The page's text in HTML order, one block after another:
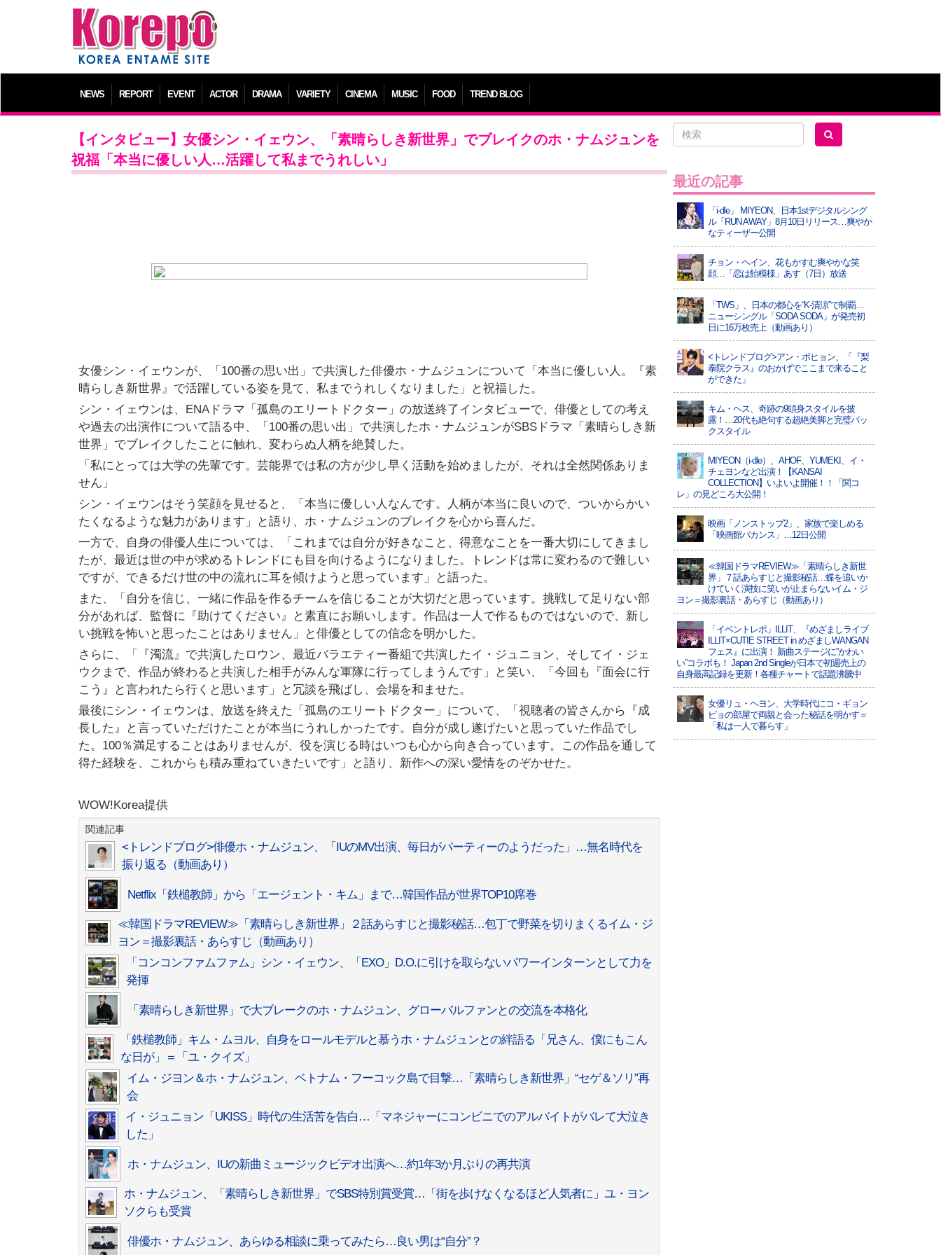
NEWS REPORT EVENT ACTOR DRAMA VARIETY CINEMA MUSIC FOOD TREND BLOG
【インタビュー】女優シン・イェウン、「素晴らしき新世界」でブレイクのホ・ナムジュンを
祝福「本当に優しい人…活躍して私までうれしい」
女優シン・イェウンが、「100番の思い出」で共演した俳優ホ・ナムジュンについて「本当に優しい人。『素
晴らしき新世界』で活躍している姿を見て、私までうれしくなりました」と祝福した。
シン・イェウンは、ENAドラマ「孤島のエリートドクター」の放送終了インタビューで、俳優としての考え
や過去の出演作について語る中、「100番の思い出」で共演したホ・ナムジュンがSBSドラマ「素晴らしき新
世界」でブレイクしたことに触れ、変わらぬ人柄を絶賛した。
「私にとっては大学の先輩です。芸能界では私の方が少し早く活動を始めましたが、それは全然関係ありま
せん」
シン・イェウンはそう笑顔を見せると、「本当に優しい人なんです。人柄が本当に良いので、ついからかい
たくなるような魅力があります」と語り、ホ・ナムジュンのブレイクを心から喜んだ。
一方で、自身の俳優人生については、「これまでは自分が好きなこと、得意なことを一番大切にしてきまし
たが、最近は世の中が求めるトレンドにも目を向けるようになりました。トレンドは常に変わるので難しい
ですが、できるだけ世の中の流れに耳を傾けようと思っています」と語った。
また、「自分を信じ、一緒に作品を作るチームを信じることが大切だと思っています。挑戦して足りない部
分があれば、監督に『助けてください』と素直にお願いします。作品は一人で作るものではないので、新し
い挑戦を怖いと思ったことはありません」と俳優としての信念を明かした。
さらに、「『濁流』で共演したロウン、最近バラエティー番組で共演したイ・ジュニョン、そしてイ・ジェ
ウクまで、作品が終わると共演した相手がみんな軍隊に行ってしまうんです」と笑い、「今回も『面会に行
こう』と言われたら行くと思います」と冗談を飛ばし、会場を和ませた。
最後にシン・イェウンは、放送を終えた「孤島のエリートドクター」について、「視聴者の皆さんから『成
長した』と言っていただけたことが本当にうれしかったです。自分が成し遂げたいと思っていた作品でし
た。100％満足することはありませんが、役を演じる時はいつも心から向き合っています。この作品を通して
得た経験を、これからも積み重ねていきたいです」と語り、新作への深い愛情をのぞかせた。
WOW!Korea提供
関連記事
<トレンドブログ>俳優ホ・ナムジュン、「IUのMV出演、毎日がパーティーのようだった」…無名時代を
振り返る（動画あり）
Netflix「鉄槌教師」から「エージェント・キム」まで…韓国作品が世界TOP10席巻
≪韓国ドラマREVIEW≫「素晴らしき新世界」２話あらすじと撮影秘話…包丁で野菜を切りまくるイム・ジ
ヨン＝撮影裏話・あらすじ（動画あり）
「コンコンファムファム」シン・イェウン、「EXO」D.O.に引けを取らないパワーインターンとして力を
発揮
「素晴らしき新世界」で大ブレークのホ・ナムジュン、グローバルファンとの交流を本格化
「鉄槌教師」キム・ムヨル、自身をロールモデルと慕うホ・ナムジュンとの絆語る「兄さん、僕にもこん
な日が」＝「ユ・クイズ」
イム・ジヨン＆ホ・ナムジュン、ベトナム・フーコック島で目撃…「素晴らしき新世界」“セゲ＆ソリ”再
会
イ・ジュニョン「UKISS」時代の生活苦を告白…「マネジャーにコンビニでのアルバイトがバレて大泣き
した」
ホ・ナムジュン、IUの新曲ミュージックビデオ出演へ…約1年3か月ぶりの再共演
ホ・ナムジュン、「素晴らしき新世界」でSBS特別賞受賞…「街を歩けなくなるほど人気者に」ユ・ヨン
ソクらも受賞
俳優ホ・ナムジュン、あらゆる相談に乗ってみたら…良い男は“自分”？
最近の記事
「i-dle」 MIYEON、日本1stデジタルシング
ル「RUN AWAY」8月10日リリース…爽やか
なティーザー公開
チョン・ヘイン、花もかすむ爽やかな笑
顔…「恋は飴模様」あす（7日）放送
「TWS」、日本の都心を“K-清涼”で制覇…
ニューシングル「SODA SODA」が発売初
日に16万枚売上（動画あり）
<トレンドブログ>アン・ボヒョン、「『梨
泰院クラス』のおかげでここまで来ること
ができた」
キム・ヘス、奇跡の9頭身スタイルを披
露！…20代も絶句する超絶美脚と完璧バッ
クスタイル
MIYEON（i-dle）、​AHOF​、YUMEKI、イ・
チェヨンなど出演！【KANSAI
COLLECTION】いよいよ開催！！「関コ
レ」の見どころ大公開！
映画「ノンストップ2」、家族で楽しめる
「映画館バカンス」…12日公開
≪韓国ドラマREVIEW≫「素晴らしき新世
界」７話あらすじと撮影秘話…蝶を追いか
けていく演技に笑いが止まらないイム・ジ
ヨン＝撮影裏話・あらすじ（動画あり）
「イベントレポ」ILLIT、『めざましライブ
ILLIT×CUTIE STREET in めざましWANGAN
フェス』に出演！ 新曲ステージに”かわい
い”コラボも！ Japan 2nd Singleが日本で初週売上の
自身最高記録を更新！各種チャートで話題沸騰中
女優リュ・ヘヨン、大学時代にコ・ギョン
ピョの部屋で両親と会った秘話を明かす＝
「私は一人で暮らす」